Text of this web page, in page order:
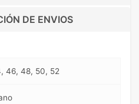
DE ENVIOS
46, 48, 50, 52